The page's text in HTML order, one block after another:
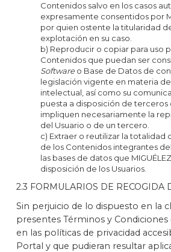
Contenidos salvo en los casos
expresamente consentidos por
por quien ostente la titularidad
explotación en su caso.
b) Reproducir o copiar para uso
Contenidos que puedan ser
Softwareo Base de Datos de
legislación vigente en materia
intelectual, así como su
puesta a disposición de terceros
impliquen necesariamente la
del Usuario o de un tercero.
c) Extraer o reutilizar la totalidad
de los Contenidos integrantes
las bases de datos que
disposición de los Usuarios.
2.3 FORMULARIOS DE RECOGIDA
Sin perjuicio de lo dispuesto en la
presentes Términos y Condiciones
en las políticas de privacidad
Portal y que pudieran resultar